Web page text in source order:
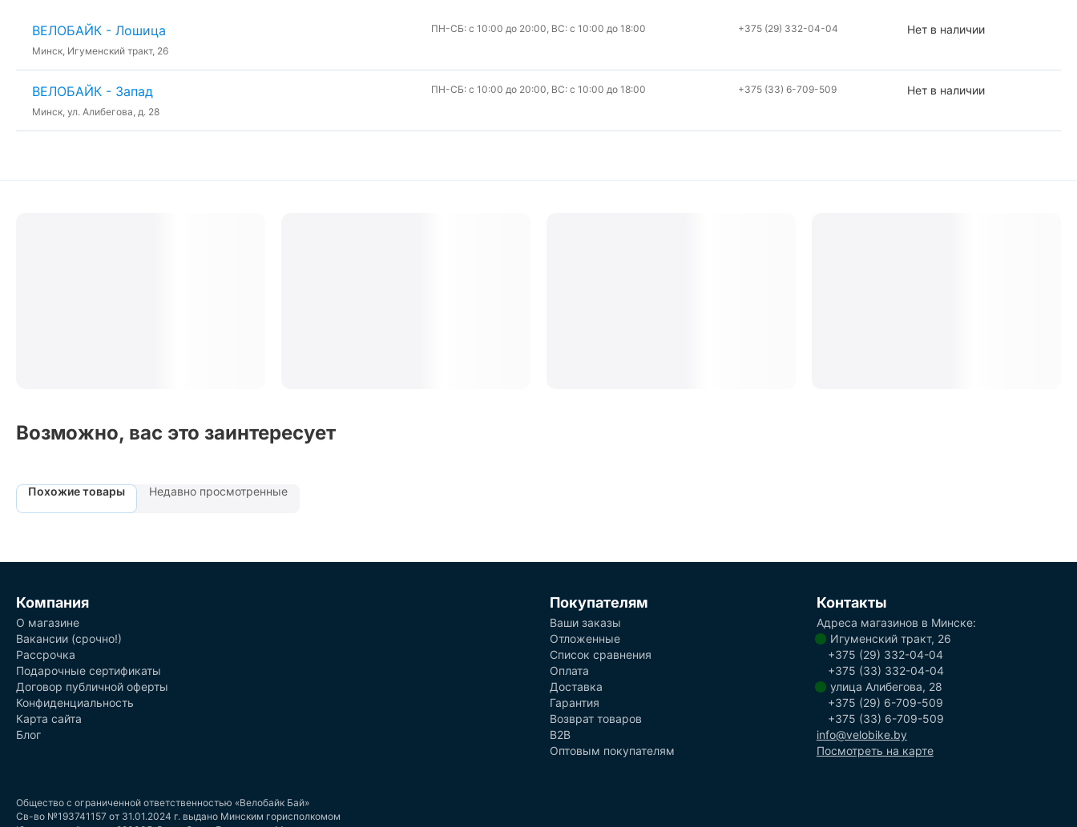
ВЕЛОБАЙК - Лошица
Минск, Игуменский тракт, 26
ПН-СБ: с 10:00 до 20:00, ВС: с 10:00 до 18:00 +375 (29) 332-04-04 Нет в наличии
ВЕЛОБАЙК - Запад
Минск, ул. Алибегова, д. 28
ПН-СБ: с 10:00 до 20:00, ВС: с 10:00 до 18:00 +375 (33) 6-709-509 Нет в наличии
Возможно, вас это заинтересует
Похожие товары Недавно просмотренные
Компания
О магазине
Вакансии (срочно!)
Рассрочка
Подарочные сертификаты
Договор публичной оферты
Конфиденциальность
Карта сайта
Блог
Покупателям
Ваши заказы
Отложенные
Список сравнения
Оплата
Доставка
Гарантия
Возврат товаров
B2B
Оптовым покупателям
Контакты
Адреса магазинов в Минске:
Игуменский тракт, 26
+375 (29) 332-04-04
+375 (33) 332-04-04
улица Алибегова, 28
+375 (29) 6-709-509
+375 (33) 6-709-509
info@velobike.by
Посмотреть на карте
Общество с ограниченной ответственностью «Велобайк Бай»
Св-во №193741157 от 31.01.2024 г. выдано Минским горисполкомом